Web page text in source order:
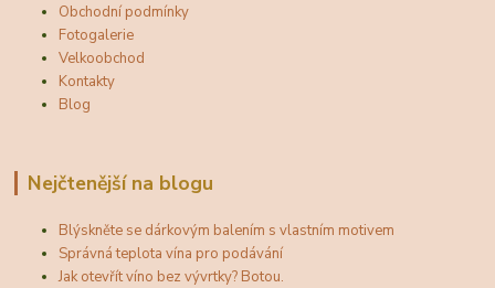
Obchodní podmínky
Fotogalerie
Velkoobchod
Kontakty
Blog
Nejčtenější na blogu
Blýskněte se dárkovým balením s vlastním motivem
Správná teplota vína pro podávání
Jak otevřít víno bez vývrtky? Botou.